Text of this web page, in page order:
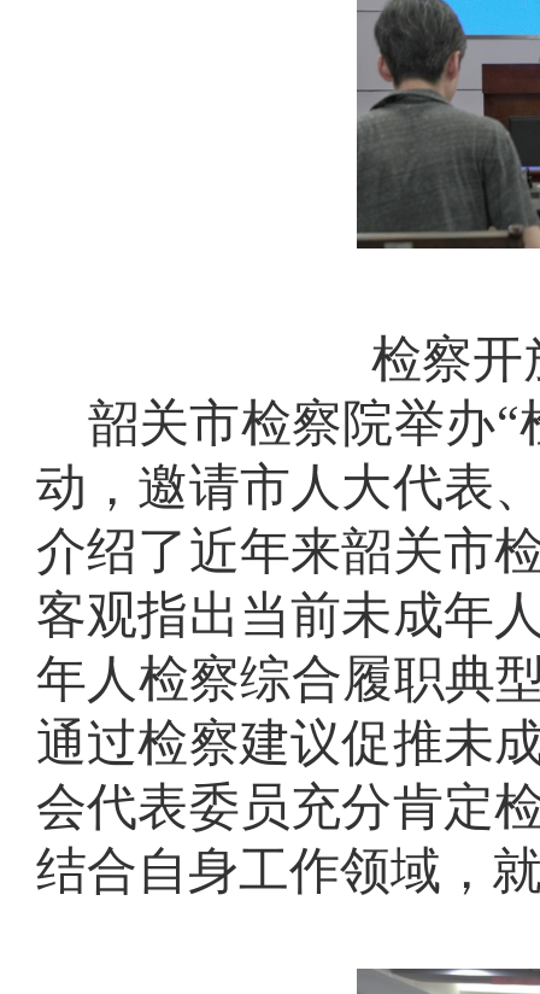
检察开
韶关市检察院举办“
动，邀请市人大代表
介绍了近年来韶关市
客观指出当前未成年
年人检察综合履职典
通过检察建议促推未
会代表委员充分肯定
结合自身工作领域，